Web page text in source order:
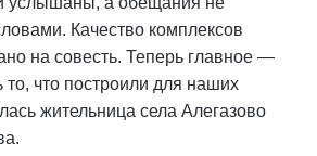
Качество комплексов
на совесть. Теперь главное —
что построили для наших
жительница села Алегазово